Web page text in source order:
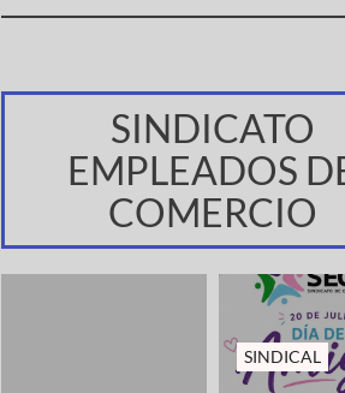
SINDICATO
EMPLEADOS
COMERCIO
SINDICAL